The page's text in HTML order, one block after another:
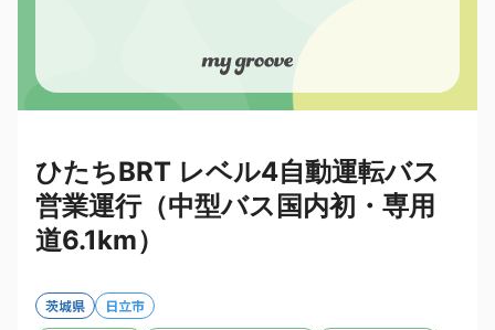
ひたちBRT レベル4自動運転バス
営業運行（中型バス国内初・専用
道6.1km）
茨城県
日立市